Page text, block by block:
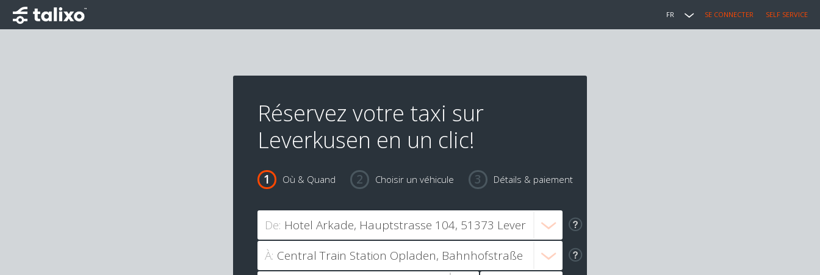
FR SE CONNECTER SELF SERVICE
Réservez votre taxi sur
Leverkusen en un clic!
Où & Quand Choisir un véhicule Détails & paiement
De:
À: